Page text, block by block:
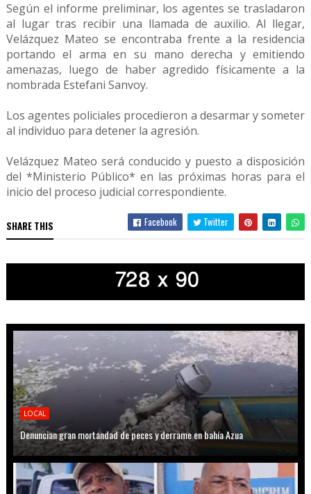
Según el informe preliminar, los agentes se trasladaron
al lugar tras recibir una llamada de auxilio. Al llegar,
Velázquez Mateo se encontraba frente a la residencia
portando el arma en su mano derecha y emitiendo
amenazas, luego de haber agredido físicamente a la
nombrada Estefani Sanvoy.
Los agentes policiales procedieron a desarmar y someter
al individuo para detener la agresión.
Velázquez Mateo será conducido y puesto a disposición
del *Ministerio Público* en las próximas horas para el
inicio del proceso judicial correspondiente.
SHARE THIS Facebook Twitter
LOCAL
Denuncian gran mortandad de peces y derrame en bahía Azua